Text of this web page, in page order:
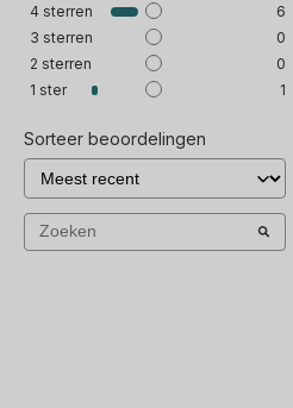
4 sterren
6
3 sterren
0
2 sterren
0
1 ster 1
Sorteer beoordelingen